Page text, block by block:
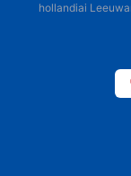
hollandiai